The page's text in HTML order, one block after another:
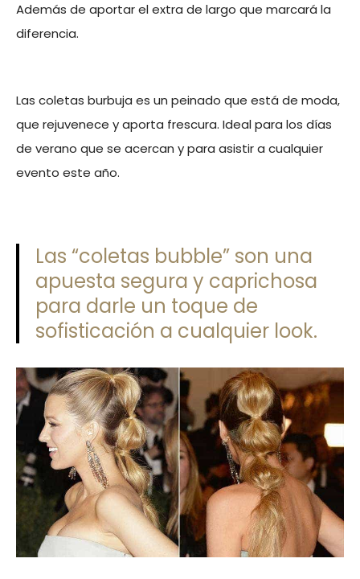
Además de aportar el extra de largo que marcará la
diferencia.
Las coletas burbuja es un peinado que está de moda,
que rejuvenece y aporta frescura. Ideal para los días
de verano que se acercan y para asistir a cualquier
evento este año.
Las “coletas bubble” son una
apuesta segura y caprichosa
para darle un toque de
sofisticación a cualquier look.